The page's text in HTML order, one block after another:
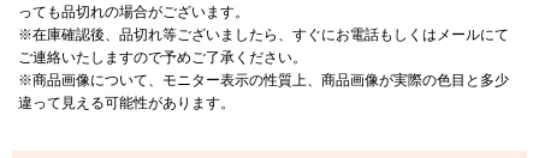
っても品切れの場合がございます。
※在庫確認後、品切れ等ございましたら、すぐにお電話もしくはメールにて
ご連絡いたしますので予めご了承ください。
※商品画像について、モニター表示の性質上、商品画像が実際の色目と多少
違って見える可能性があります。